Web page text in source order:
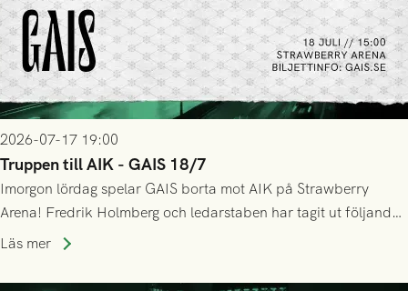
2026-07-17 19:00
Truppen till AIK - GAIS 18/7
Imorgon lördag spelar GAIS borta mot AIK på Strawberry
Arena! Fredrik Holmberg och ledarstaben har tagit ut följande
trupp till matchen:
Läs mer